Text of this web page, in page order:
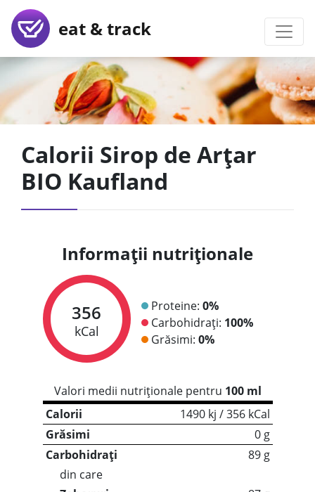
eat & track
Calorii Sirop de Arțar
BIO Kaufland
Informații nutriționale
356
kCal
Proteine: 0%
Carbohidrați: 100%
Grăsimi: 0%
Valori medii nutriționale pentru 100 ml
Calorii
1490 kj / 356 kCal
Grăsimi
0 g
Carbohidrați
89 g
din care